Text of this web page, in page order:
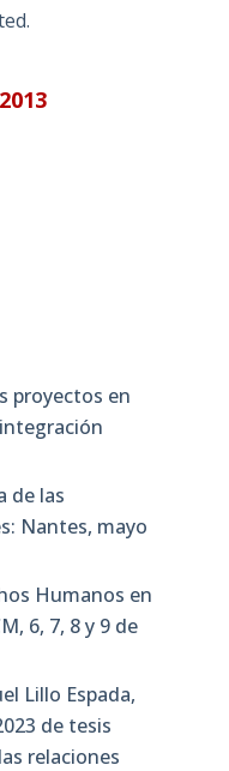
.
proyectos en
de las
Nantes, mayo
Humanos en
6, 7, 8 y 9 de
Lillo Espada,
de tesis
relaciones